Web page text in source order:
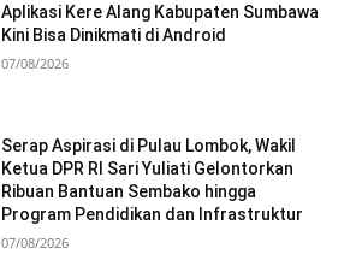
Aplikasi Kere Alang Kabupaten Sumbawa
Kini Bisa Dinikmati di Android
07/08/2026
Serap Aspirasi di Pulau Lombok, Wakil
Ketua DPR RI Sari Yuliati Gelontorkan
Ribuan Bantuan Sembako hingga
Program Pendidikan dan Infrastruktur
07/08/2026